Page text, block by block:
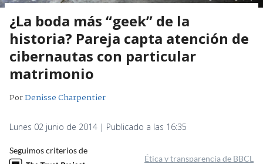
¿La boda más “geek” de la
historia? Pareja capta atención de
cibernautas con particular
matrimonio
PorDenisse Charpentier
Lunes 02 junio de 2014 | Publicado a las 16:35
Seguimos criterios de
Ética y transparencia de BBCL